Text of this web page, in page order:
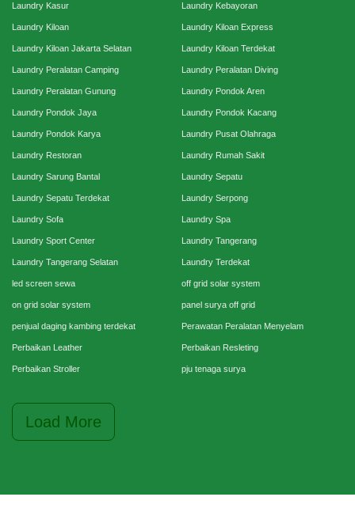
Laundry Kasur Laundry Kebayoran
Laundry Kiloan Laundry Kiloan Express
Laundry Kiloan Jakarta Selatan Laundry Kiloan Terdekat
Laundry Peralatan Camping Laundry Peralatan Diving
Laundry Peralatan Gunung Laundry Pondok Aren
Laundry Pondok Jaya Laundry Pondok Kacang
Laundry Pondok Karya Laundry Pusat Olahraga
Laundry Restoran Laundry Rumah Sakit
Laundry Sarung Bantal Laundry Sepatu
Laundry Sepatu Terdekat Laundry Serpong
Laundry Sofa Laundry Spa
Laundry Sport Center Laundry Tangerang
Laundry Tangerang Selatan Laundry Terdekat
led screen sewa off grid solar system
on grid solar system panel surya off grid
penjual daging kambing terdekat Perawatan Peralatan Menyelam
Perbaikan Leather Perbaikan Resleting
Perbaikan Stroller pju tenaga surya
Load More